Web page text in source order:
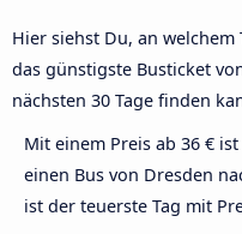
Hier siehst Du, an welchem
das günstigste Busticket
nächsten 30 Tage finden
Mit einem Preis ab 36 € ist
einen Bus von Dresden
ist der teuerste Tag mit